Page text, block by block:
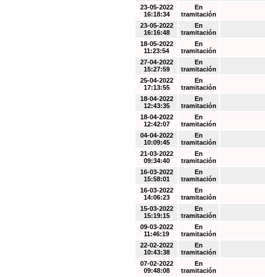
23-05-2022
16:18:34
En
tramitación
23-05-2022
16:16:48
En
tramitación
18-05-2022
11:23:54
En
tramitación
27-04-2022
15:27:59
En
tramitación
25-04-2022
17:13:55
En
tramitación
18-04-2022
12:43:35
En
tramitación
18-04-2022
12:42:07
En
tramitación
04-04-2022
10:09:45
En
tramitación
21-03-2022
09:34:40
En
tramitación
16-03-2022
15:58:01
En
tramitación
16-03-2022
14:06:23
En
tramitación
15-03-2022
15:19:15
En
tramitación
09-03-2022
11:46:19
En
tramitación
22-02-2022
10:43:38
En
tramitación
07-02-2022
09:48:08
En
tramitación